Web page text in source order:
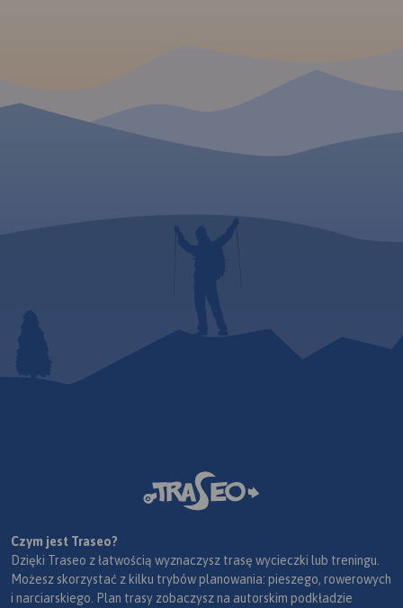
Czym jest Traseo?
Dzięki Traseo z łatwością wyznaczysz trasę wycieczki lub treningu.
Możesz skorzystać z kilku trybów planowania: pieszego, rowerowych
i narciarskiego. Plan trasy zobaczysz na autorskim podkładzie